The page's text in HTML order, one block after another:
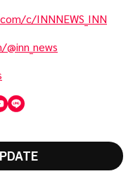
c/INNNEWS_INN